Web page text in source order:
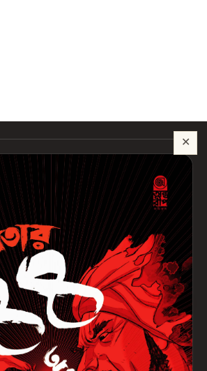
কুকি ব্যবহার হয়। আপনি রাজি থাকলে আমরা বিজ্ঞাপন ও
যাতে বুঝতে পারি কোন বই আপনাদের কাজে লাগছে।প্রাইভেসি নীতি
আছে
✕
সাহায্য?